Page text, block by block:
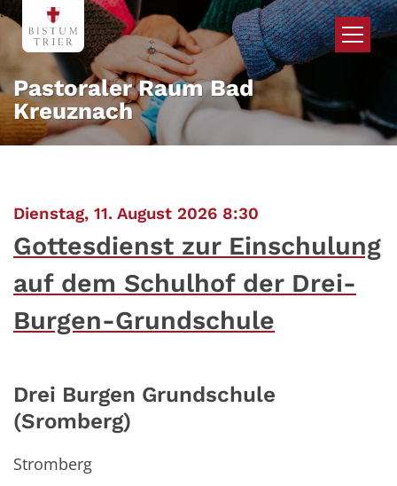
Zum Inhalt springen
Pastoraler Raum Bad
Kreuznach
Dienstag, 11. August 2026 8:30
Gottesdienst zur Einschulung
auf dem Schulhof der Drei-
Burgen-Grundschule
Drei Burgen Grundschule
(Sromberg)
Stromberg